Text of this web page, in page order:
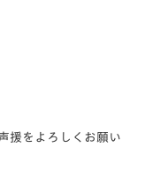
援をよろしくお願い